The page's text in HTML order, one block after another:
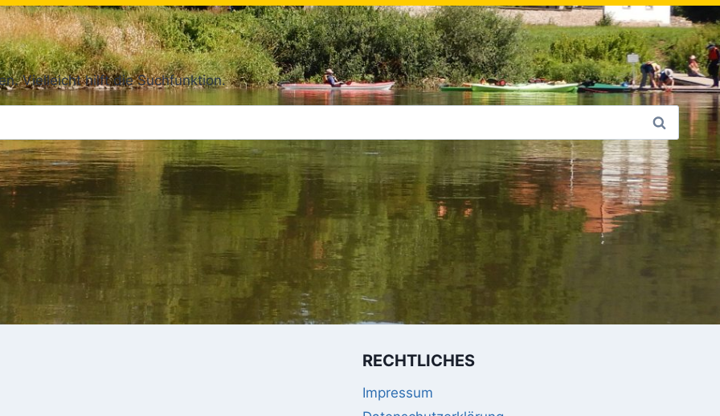
Vielleicht hilft die Suchfunktion.
RECHTLICHES
Impressum